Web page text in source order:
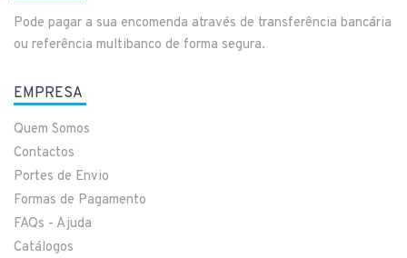
Pode pagar a sua encomenda através de transferência bancária
ou referência multibanco de forma segura.
EMPRESA
Quem Somos
Contactos
Portes de Envio
Formas de Pagamento
FAQs - Ajuda
Catálogos